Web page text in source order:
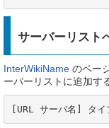
サーバーリスト
InterWikiName のペー
ーバーリストに追加す
[URL サーバ名] タイ